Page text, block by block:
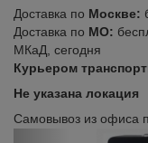
Доставка по Москве:
Доставка по МО:
МКаД, сегодня
Курьером
Не указана локация
Самовывоз из офиса